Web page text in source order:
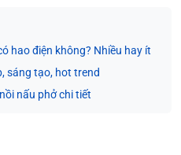
hao điện không? Nhiều hay ít
sáng tạo, hot trend
nấu phở chi tiết